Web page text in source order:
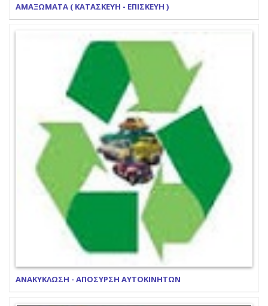
ΑΜΑΞΩΜΑΤΑ ( ΚΑΤΑΣΚΕΥΗ - ΕΠΙΣΚΕΥΗ )
ΑΝΑΚΥΚΛΩΣΗ - ΑΠΟΣΥΡΣΗ ΑΥΤΟΚΙΝΗΤΩΝ